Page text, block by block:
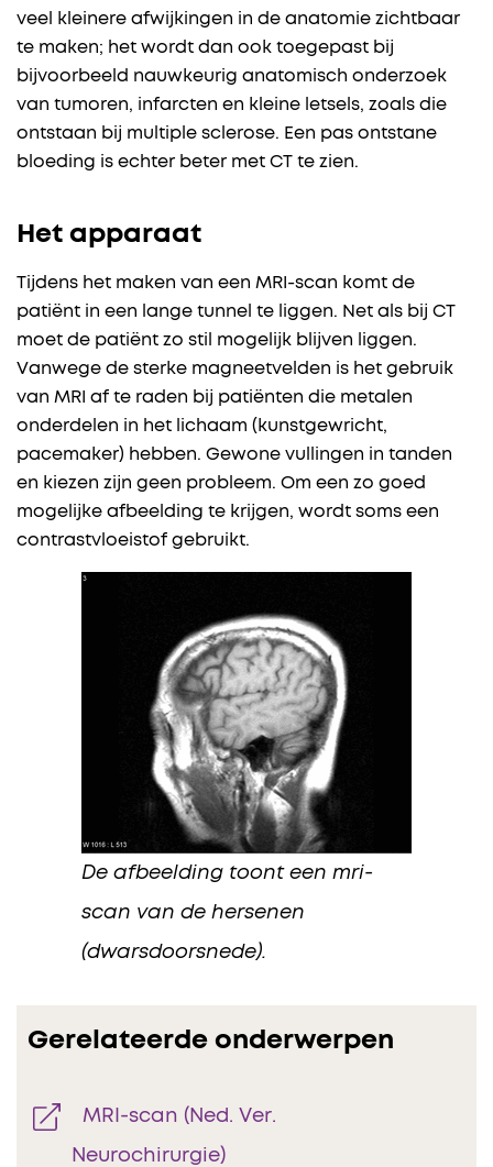
veel kleinere afwijkingen in de anatomie zichtbaar
te maken; het wordt dan ook toegepast bij
bijvoorbeeld nauwkeurig anatomisch onderzoek
van tumoren, infarcten en kleine letsels, zoals die
ontstaan bij multiple sclerose. Een pas ontstane
bloeding is echter beter met CT te zien.
Het apparaat
Tijdens het maken van een MRI-scan komt de
patiënt in een lange tunnel te liggen. Net als bij CT
moet de patiënt zo stil mogelijk blijven liggen.
Vanwege de sterke magneetvelden is het gebruik
van MRI af te raden bij patiënten die metalen
onderdelen in het lichaam (kunstgewricht,
pacemaker) hebben. Gewone vullingen in tanden
en kiezen zijn geen probleem. Om een zo goed
mogelijke afbeelding te krijgen, wordt soms een
contrastvloeistof gebruikt.
De afbeelding toont een mri-
scan van de hersenen
(dwarsdoorsnede).
Gerelateerde onderwerpen
MRI-scan (Ned. Ver.
Neurochirurgie)